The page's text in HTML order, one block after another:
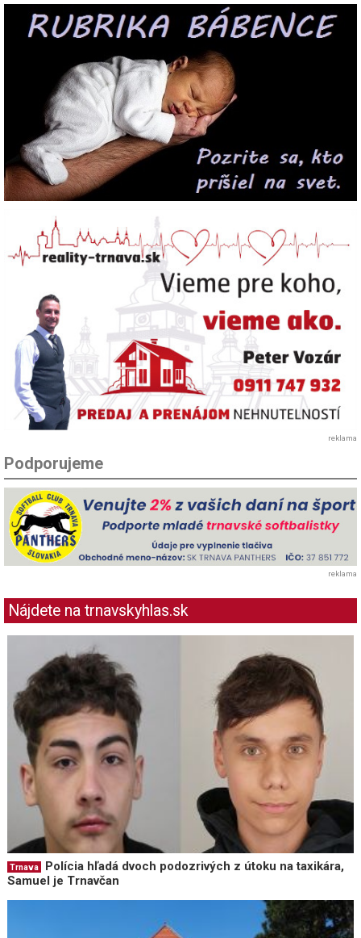
reklama
Podporujeme
reklama
Nájdete na trnavskyhlas.sk
Trnava
Polícia hľadá dvoch podozrivých z útoku na taxikára,
Samuel je Trnavčan